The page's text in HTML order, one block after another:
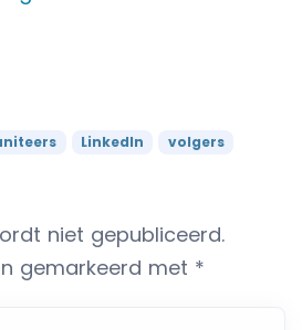
LinkedIn volgers
niet gepubliceerd.
gemarkeerd met *